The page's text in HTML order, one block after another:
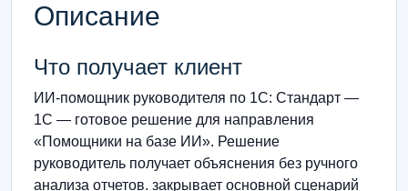
Описание
Что получает клиент
ИИ-помощник руководителя по 1С: Стандарт —
1С — готовое решение для направления
«Помощники на базе ИИ». Решение
руководитель получает объяснения без ручного
анализа отчетов. закрывает основной сценарий